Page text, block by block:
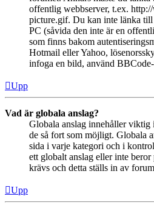
offentlig webbserver, t.ex.
picture.gif. Du kan inte länka
PC (såvida den inte är en
som finns bakom
Hotmail eller Yahoo,
infoga en bild, använd
Upp
Vad är globala anslag?
Globala anslag innehåller viktig
de så fort som möjligt. Globala
sida i varje kategori och i
ett globalt anslag eller inte
krävs och detta ställs in av
Upp